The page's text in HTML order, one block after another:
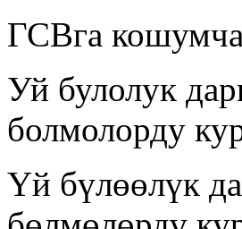
ГСВга
Уй булолук
болмолорду
Үй бүлөөлүк